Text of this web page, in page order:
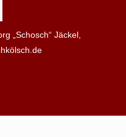
„Schosch“ Jäckel,